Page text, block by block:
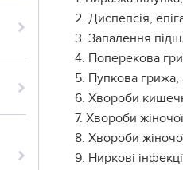
2. Диспепсія,
3. Запалення
4. Поперекова
5. Пупкова грижа,
6. Хвороби
7. Хвороби
8. Хвороби
9. Ниркові